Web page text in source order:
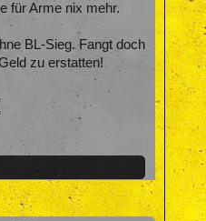
für Arme nix mehr.
BL-Sieg. Fangt doch
zu erstatten!